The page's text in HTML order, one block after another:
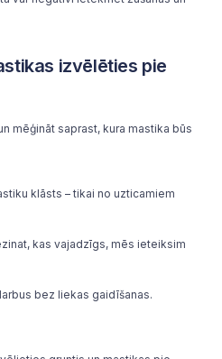
izvēlēties pie
mēģināt saprast, kura mastika būs
klāsts – tikai no uzticamiem
kas vajadzīgs, mēs ieteiksim
bez liekas gaidīšanas.